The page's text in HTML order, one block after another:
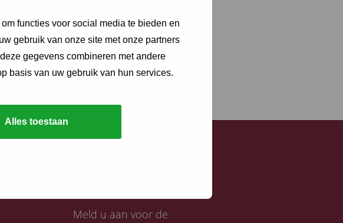
functies voor social media te bieden en
gebruik van onze site met onze partners
gegevens combineren met andere
basis van uw gebruik van hun services.
Alles toestaan
Meld u aan voor de